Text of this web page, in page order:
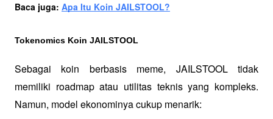
Baca juga: Apa Itu Koin JAILSTOOL?
Tokenomics Koin JAILSTOOL
Sebagai koin berbasis meme, JAILSTOOL tidak
memiliki roadmap atau utilitas teknis yang kompleks.
Namun, model ekonominya cukup menarik: